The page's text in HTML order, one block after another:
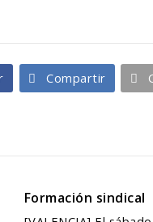
Compartir
Formación sindical